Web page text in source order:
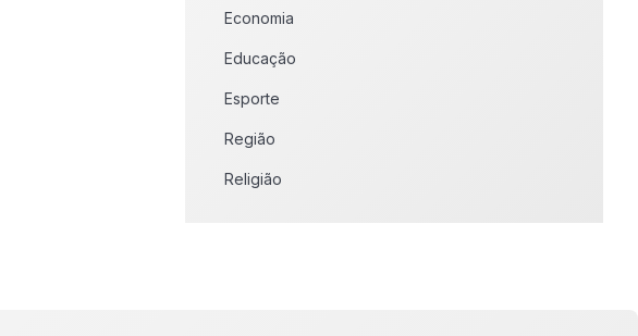
Economia
Educação
Esporte
Região
Religião